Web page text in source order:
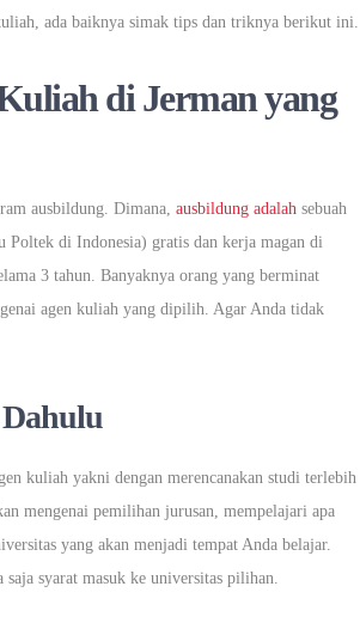
ada baiknya simak tips dan triknya berikut ini.
di Jerman yang
ausbildung. Dimana, ausbildung adalah sebuah
Poltek di Indonesia) gratis dan kerja magan di
3 tahun. Banyaknya orang yang berminat
agen kuliah yang dipilih. Agar Anda tidak
kuliah yakni dengan merencanakan studi terlebih
mengenai pemilihan jurusan, mempelajari apa
yang akan menjadi tempat Anda belajar.
syarat masuk ke universitas pilihan.